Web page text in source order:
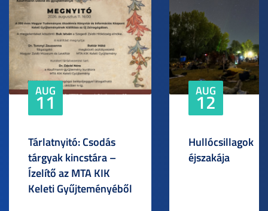
AUG
11
Tárlatnyitó: Csodás
tárgyak kincstára –
Ízelítő az MTA KIK
Keleti Gyűjteményéből
AUG
12
Hullócsillagok
éjszakája